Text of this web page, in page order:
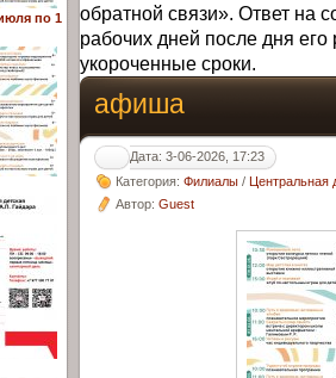
обратной связи». Ответ на
рабочих дней после дня
укороченные сроки.
афиша
Дата: 3-06-2026, 17:23
Категория: Филиалы / Центральная
Автор: Guest
по 1